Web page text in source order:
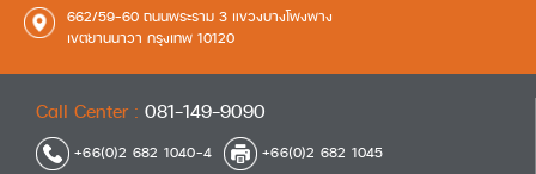
662/59-60 ถนนพระราม 3 แขวงบางโพงพาง
เขตยานนาวา กรุงเทพ 10120
Call Center : 081-149-9090
+66(0)2 682 1040-4 +66(0)2 682 1045